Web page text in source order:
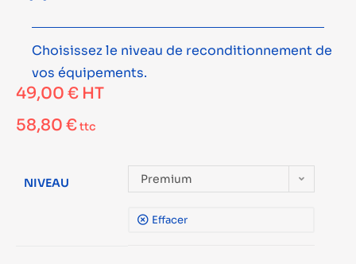
Choisissez le niveau de reconditionnement de
vos équipements.
49,00 € HT
58,80 €ttc
NIVEAU Premium
Effacer